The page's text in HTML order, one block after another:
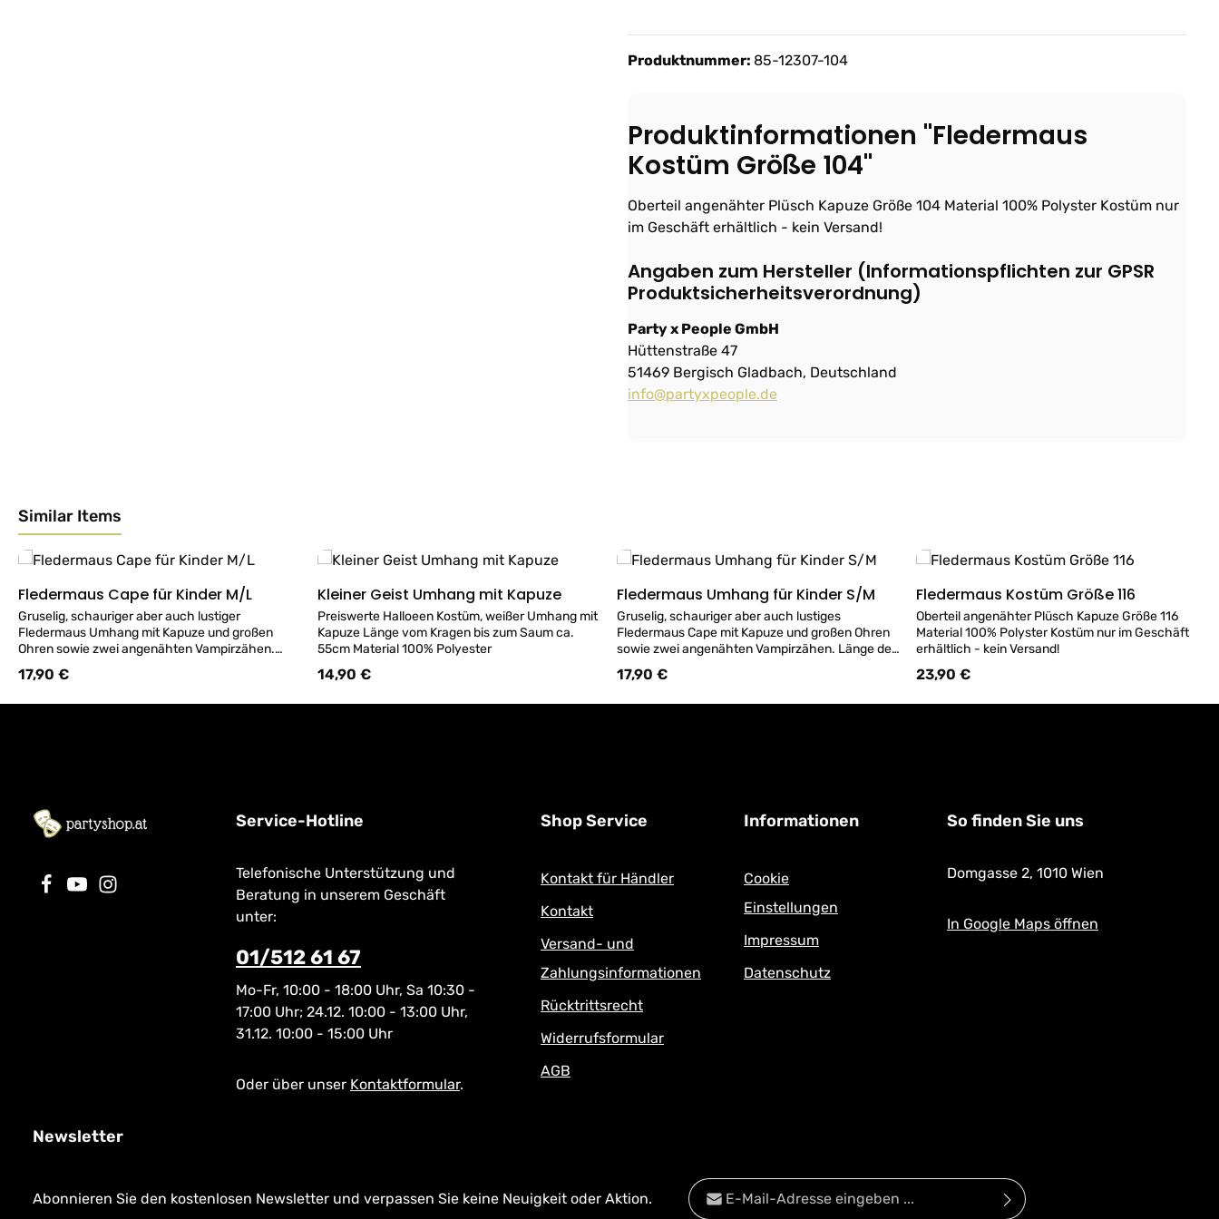
Produktnummer: 85-12307-104
Produktinformationen "Fledermaus
Kostüm Größe 104"
Oberteil angenähter Plüsch Kapuze Größe 104 Material 100% Polyster Kostüm nur
im Geschäft erhältlich - kein Versand!
Angaben zum Hersteller (Informationspflichten zur GPSR
Produktsicherheitsverordnung)
Party x People GmbH
Hüttenstraße 47
51469 Bergisch Gladbach, Deutschland
info@partyxpeople.de
Similar Items
Produktgalerie überspringen
Details
Fledermaus Cape für Kinder M/L
Gruselig, schauriger aber auch lustiger
Fledermaus Umhang mit Kapuze und großen
Ohren sowie zwei angenähten Vampirzähen.
Länge des schwarzen Umhangs vom Kragen bis
zum Saum ca. 57cm, passend für Kinder 6-10
Regulärer Preis:
17,90 €
Details
Kleiner Geist Umhang mit Kapuze
Preiswerte Halloeen Kostüm, weißer Umhang mit
Kapuze Länge vom Kragen bis zum Saum ca.
55cm Material 100% Polyester
Regulärer Preis:
14,90 €
Details
Fledermaus Umhang für Kinder S/M
Gruselig, schauriger aber auch lustiges
Fledermaus Cape mit Kapuze und großen Ohren
sowie zwei angenähten Vampirzähen. Länge des
schwarzen Umhangs vom Kragen bis zum Saum
ca. 47cm, passend für Kinder 4-7 Jahre Material
Regulärer Preis:
17,90 €
Details
Fledermaus Kostüm Größe 116
Oberteil angenähter Plüsch Kapuze Größe 116
Material 100% Polyster Kostüm nur im Geschäft
erhältlich - kein Versand!
Regulärer Preis:
23,90 €
Service-Hotline
Telefonische Unterstützung und
Beratung in unserem Geschäft
unter:
01/512 61 67
Mo-Fr, 10:00 - 18:00 Uhr, Sa 10:30 -
17:00 Uhr; 24.12. 10:00 - 13:00 Uhr,
31.12. 10:00 - 15:00 Uhr
Oder über unser Kontaktformular.
Shop Service
Kontakt für Händler
Kontakt
Versand- und
Zahlungsinformationen
Rücktrittsrecht
Widerrufsformular
AGB
Informationen
Cookie
Einstellungen
Impressum
Datenschutz
So finden Sie uns
Domgasse 2, 1010 Wien
In Google Maps öffnen
Newsletter
Abonnieren Sie den kostenlosen Newsletter und verpassen Sie keine Neuigkeit oder Aktion.
E-Mail-Adresse*